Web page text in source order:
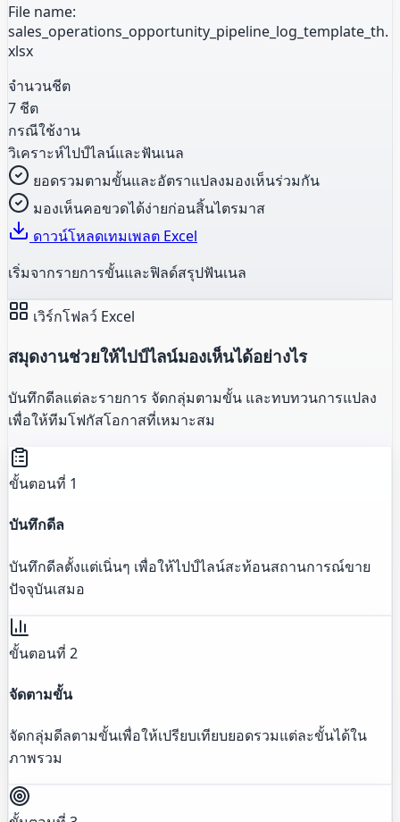
File name:
sales_operations_opportunity_pipeline_log_template_th.
xlsx
จำนวนชีต
7 ชีต
กรณีใช้งาน
วิเคราะห์ไปป์ไลน์และฟันเนล
ยอดรวมตามขั้นและอัตราแปลงมองเห็นร่วมกัน
มองเห็นคอขวดได้ง่ายก่อนสิ้นไตรมาส
ดาวน์โหลดเทมเพลต Excel
เริ่มจากรายการขั้นและฟิลด์สรุปฟันเนล
เวิร์กโฟลว์ Excel
สมุดงานช่วยให้ไปป์ไลน์มองเห็นได้อย่างไร
บันทึกดีลแต่ละรายการ จัดกลุ่มตามขั้น และทบทวนการแปลง
เพื่อให้ทีมโฟกัสโอกาสที่เหมาะสม
ขั้นตอนที่ 1
บันทึกดีล
บันทึกดีลตั้งแต่เนิ่นๆ เพื่อให้ไปป์ไลน์สะท้อนสถานการณ์ขาย
ปัจจุบันเสมอ
ขั้นตอนที่ 2
จัดตามขั้น
จัดกลุ่มดีลตามขั้นเพื่อให้เปรียบเทียบยอดรวมแต่ละขั้นได้ใน
ภาพรวม